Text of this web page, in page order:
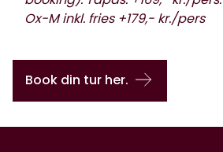
Ox-M inkl. fries +179,- kr./pers
Book din tur her.